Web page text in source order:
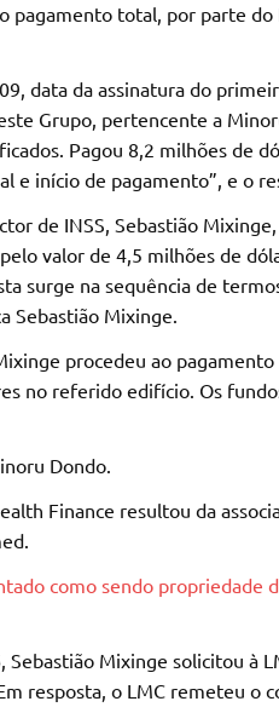
pagamento total, por parte
data da assinatura do
Grupo, pertencente a
Pagou 8,2 milhões de
e início de pagamento”, e o
de INSS, Sebastião
valor de 4,5 milhões de
surge na sequência de
Sebastião Mixinge.
procedeu ao
no referido edifício. Os
Dondo.
Finance resultou da
como sendo
Mixinge solicitou à
resposta, o LMC remeteu o